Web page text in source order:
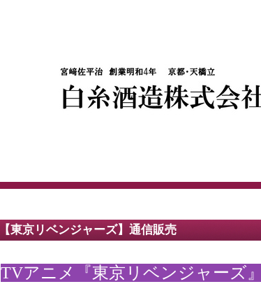
【東京リベンジャーズ】通信販売
TVアニメ『東京リベンジャーズ 』